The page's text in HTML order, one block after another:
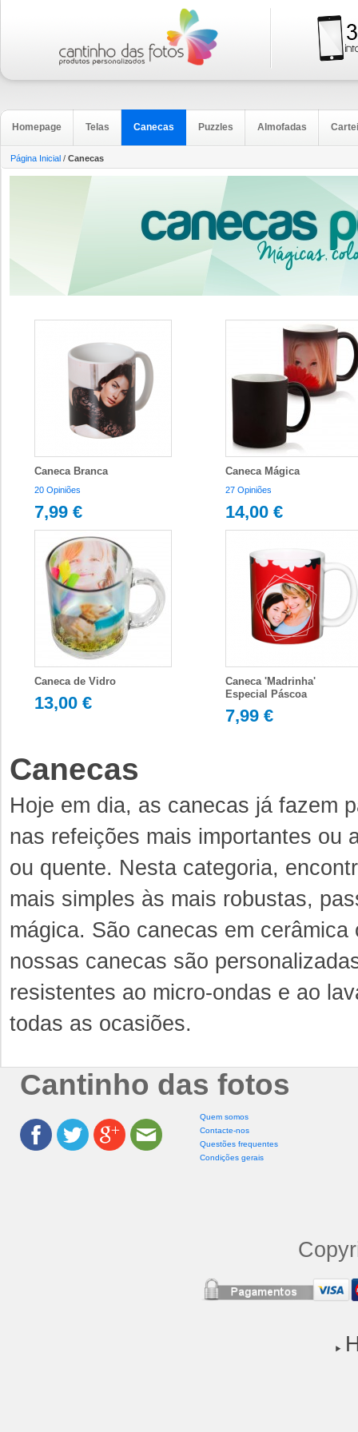
Homepage Telas Canecas Puzzles Almofadas
Página Inicial / Canecas
Caneca Branca
20 Opiniões
7,99 €
Caneca Mágica
27 Opiniões
14,00 €
Caneca de Vidro
13,00 €
Caneca 'Madrinha'
Especial Páscoa
7,99 €
Canecas
Hoje em dia, as canecas já fazem
nas refeições mais importantes ou
ou quente. Nesta categoria,
mais simples às mais robustas,
mágica. São canecas em
nossas canecas são
resistentes ao micro-ondas e ao
todas as ocasiões.
Cantinho das fotos
Quem somos
Contacte-nos
Questões frequentes
Condições gerais